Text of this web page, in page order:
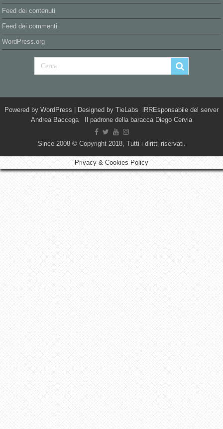
Feed dei contenuti
Feed dei commenti
WordPress.org
Powered by WordPress | Designed by TieLabs iRREsponsabile del server
Andrea Baccega Il padrone della baracca Diego Cervia
Since 2008 © Copyright 2018, Tutti i diritti riservati.
Privacy & Cookies Policy